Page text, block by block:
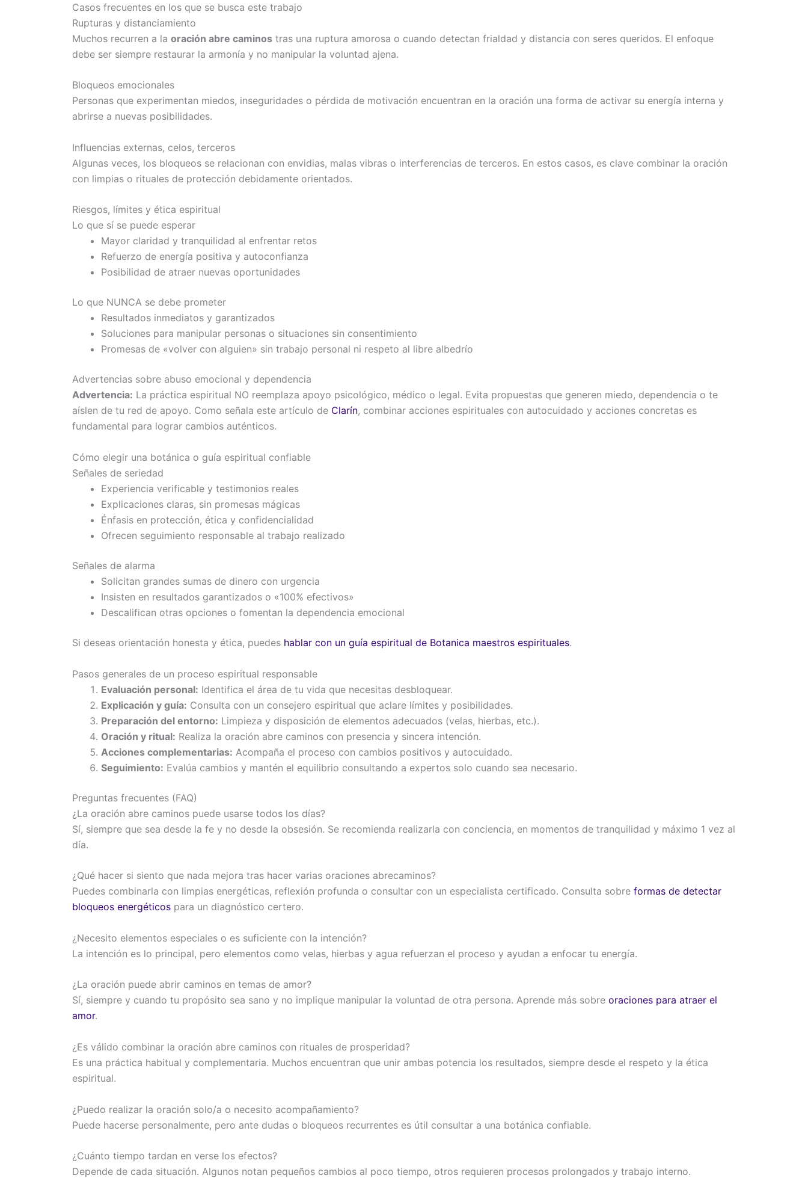
Casos frecuentes en los que se busca este trabajo
Rupturas y distanciamiento
Muchos recurren a la oración abre caminos tras una ruptura amorosa o cuando detectan frialdad y distancia con seres queridos. El enfoque
debe ser siempre restaurar la armonía y no manipular la voluntad ajena.
Bloqueos emocionales
Personas que experimentan miedos, inseguridades o pérdida de motivación encuentran en la oración una forma de activar su energía interna y
abrirse a nuevas posibilidades.
Influencias externas, celos, terceros
Algunas veces, los bloqueos se relacionan con envidias, malas vibras o interferencias de terceros. En estos casos, es clave combinar la oración
con limpias o rituales de protección debidamente orientados.
Riesgos, límites y ética espiritual
Lo que sí se puede esperar
Mayor claridad y tranquilidad al enfrentar retos
Refuerzo de energía positiva y autoconfianza
Posibilidad de atraer nuevas oportunidades
Lo que NUNCA se debe prometer
Resultados inmediatos y garantizados
Soluciones para manipular personas o situaciones sin consentimiento
Promesas de «volver con alguien» sin trabajo personal ni respeto al libre albedrío
Advertencias sobre abuso emocional y dependencia
Advertencia: La práctica espiritual NO reemplaza apoyo psicológico, médico o legal. Evita propuestas que generen miedo, dependencia o te
aíslen de tu red de apoyo. Como señala este artículo de Clarín, combinar acciones espirituales con autocuidado y acciones concretas es
fundamental para lograr cambios auténticos.
Cómo elegir una botánica o guía espiritual confiable
Señales de seriedad
Experiencia verificable y testimonios reales
Explicaciones claras, sin promesas mágicas
Énfasis en protección, ética y confidencialidad
Ofrecen seguimiento responsable al trabajo realizado
Señales de alarma
Solicitan grandes sumas de dinero con urgencia
Insisten en resultados garantizados o «100% efectivos»
Descalifican otras opciones o fomentan la dependencia emocional
Si deseas orientación honesta y ética, puedes hablar con un guía espiritual de Botanica maestros espirituales.
Pasos generales de un proceso espiritual responsable
Evaluación personal: Identifica el área de tu vida que necesitas desbloquear.
Explicación y guía: Consulta con un consejero espiritual que aclare límites y posibilidades.
Preparación del entorno: Limpieza y disposición de elementos adecuados (velas, hierbas, etc.).
Oración y ritual: Realiza la oración abre caminos con presencia y sincera intención.
Acciones complementarias: Acompaña el proceso con cambios positivos y autocuidado.
Seguimiento: Evalúa cambios y mantén el equilibrio consultando a expertos solo cuando sea necesario.
Preguntas frecuentes (FAQ)
¿La oración abre caminos puede usarse todos los días?
Sí, siempre que sea desde la fe y no desde la obsesión. Se recomienda realizarla con conciencia, en momentos de tranquilidad y máximo 1 vez al
día.
¿Qué hacer si siento que nada mejora tras hacer varias oraciones abrecaminos?
Puedes combinarla con limpias energéticas, reflexión profunda o consultar con un especialista certificado. Consulta sobre formas de detectar
bloqueos energéticos para un diagnóstico certero.
¿Necesito elementos especiales o es suficiente con la intención?
La intención es lo principal, pero elementos como velas, hierbas y agua refuerzan el proceso y ayudan a enfocar tu energía.
¿La oración puede abrir caminos en temas de amor?
Sí, siempre y cuando tu propósito sea sano y no implique manipular la voluntad de otra persona. Aprende más sobre oraciones para atraer el
amor.
¿Es válido combinar la oración abre caminos con rituales de prosperidad?
Es una práctica habitual y complementaria. Muchos encuentran que unir ambas potencia los resultados, siempre desde el respeto y la ética
espiritual.
¿Puedo realizar la oración solo/a o necesito acompañamiento?
Puede hacerse personalmente, pero ante dudas o bloqueos recurrentes es útil consultar a una botánica confiable.
¿Cuánto tiempo tardan en verse los efectos?
Depende de cada situación. Algunos notan pequeños cambios al poco tiempo, otros requieren procesos prolongados y trabajo interno.